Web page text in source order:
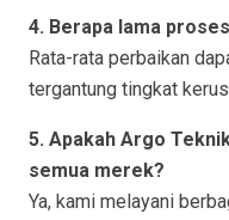
4. Berapa lama
Rata-rata perbaikan
tergantung tingkat
5. Apakah Argo
semua merek?
Ya, kami melayani